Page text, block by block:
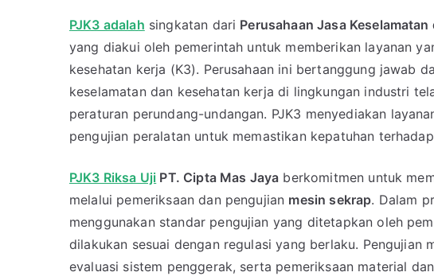
PJK3 adalah singkatan dari Perusahaan Jasa
yang diakui oleh pemerintah untuk memberikan layanan
kesehatan kerja (K3). Perusahaan ini bertanggung jawab
keselamatan dan kesehatan kerja di lingkungan industri
peraturan perundang-undangan. PJK3 menyediakan
pengujian peralatan untuk memastikan kepatuhan
PJK3 Riksa Uji PT. Cipta Mas Jaya berkomitmen untuk
melalui pemeriksaan dan pengujian mesin sekrap. Dalam
menggunakan standar pengujian yang ditetapkan oleh
dilakukan sesuai dengan regulasi yang berlaku. Pengujian
evaluasi sistem penggerak, serta pemeriksaan material